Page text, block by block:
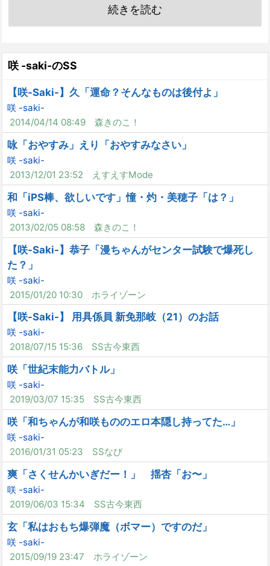
続きを読む
咲 -saki-のSS
【咲-Saki-】久「運命？そんなものは後付よ」
咲 -saki-
2014/04/14 08:49
森きのこ！
咏「おやすみ」えり「おやすみなさい」
咲 -saki-
2013/12/01 23:52
えすえすMode
和「iPS棒、欲しいです」憧・灼・美穂子「は？」
咲 -saki-
2013/02/05 08:58
森きのこ！
【咲-Saki-】恭子「漫ちゃんがセンター試験で爆死し
た？」
咲 -saki-
2015/01/20 10:30
ホライゾーン
【咲-Saki-】 用具係員 新免那岐（21）のお話
咲 -saki-
2018/07/15 15:36
SS古今東西
咲「世紀末能力バトル」
咲 -saki-
2019/03/07 15:35
SS古今東西
咲「和ちゃんが和咲もののエロ本隠し持ってた…」
咲 -saki-
2016/01/31 05:23
SSなび
爽「さくせんかいぎだー！」 揺杏「お〜」
咲 -saki-
2019/06/03 15:34
SS古今東西
玄「私はおもち爆弾魔（ボマー）ですのだ」
咲 -saki-
2015/09/19 23:47
ホライゾーン